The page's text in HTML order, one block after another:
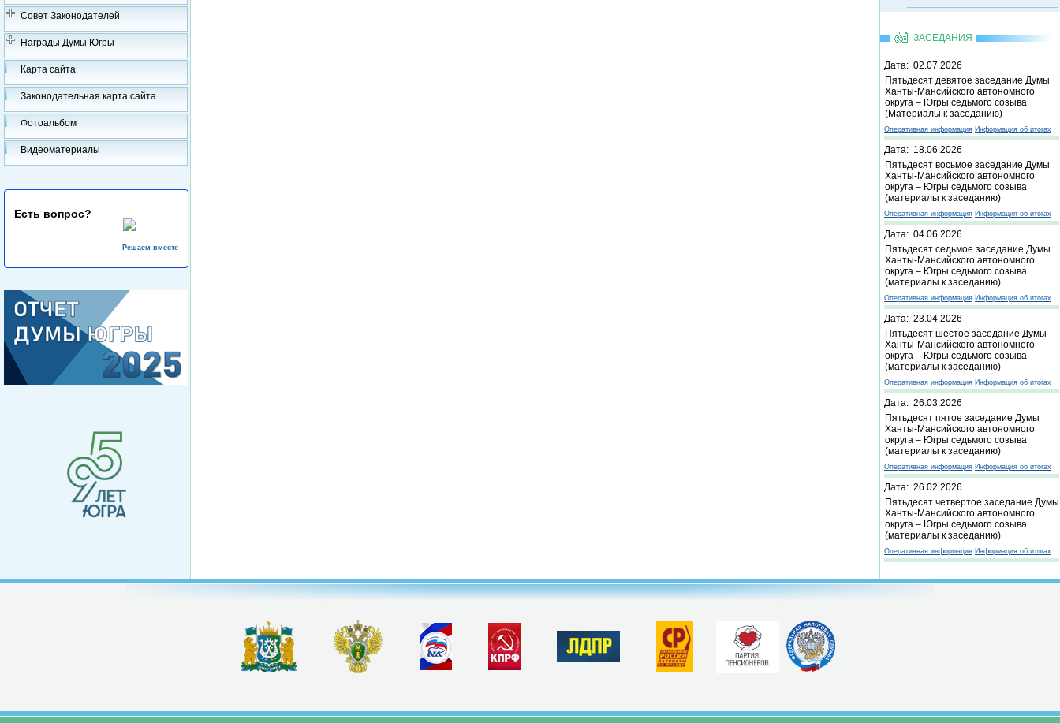
Совет Законодателей
Награды Думы Югры
Карта сайта
Законодательная карта сайта
Фотоальбом
Видеоматериалы
Есть вопрос?
Решаем вместе
ЗАСЕДАНИЯ
Дата: 02.07.2026
Пятьдесят девятое заседание Думы
Ханты-Мансийского автономного
округа – Югры седьмого созыва
(Материалы к заседанию)
Оперативная информация Информация об итогах
Дата: 18.06.2026
Пятьдесят восьмое заседание Думы
Ханты-Мансийского автономного
округа – Югры седьмого созыва
(материалы к заседанию)
Оперативная информация Информация об итогах
Дата: 04.06.2026
Пятьдесят седьмое заседание Думы
Ханты-Мансийского автономного
округа – Югры седьмого созыва
(материалы к заседанию)
Оперативная информация Информация об итогах
Дата: 23.04.2026
Пятьдесят шестое заседание Думы
Ханты-Мансийского автономного
округа – Югры седьмого созыва
(материалы к заседанию)
Оперативная информация Информация об итогах
Дата: 26.03.2026
Пятьдесят пятое заседание Думы
Ханты-Мансийского автономного
округа – Югры седьмого созыва
(материалы к заседанию)
Оперативная информация Информация об итогах
Дата: 26.02.2026
Пятьдесят четвертое заседание Думы
Ханты-Мансийского автономного
округа – Югры седьмого созыва
(материалы к заседанию)
Оперативная информация Информация об итогах